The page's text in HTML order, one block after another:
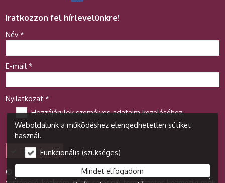
Iratkozzon fel hírlevelünkre!
-
-
-
Név *
E-mail *
Nyilatkozat *
Hozzájárulok személyes adataim kezeléséhez.
Ide kattintva tekinthető meg:Adatvédelmi nyilatkozat.
Feliratkozás
© 2026 Kozmetikum webáruház - Diamant Bt. Arckrém,
Weboldalunk a működéshez elengedhetetlen sütiket
használ.
Funkcionális (szükséges)
Mindet elfogadom